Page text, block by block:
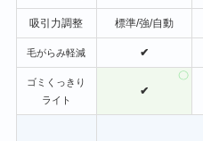
吸引力調整 標準/強/自動
毛がらみ軽減 ✔
ゴミくっきり
ライト
✔